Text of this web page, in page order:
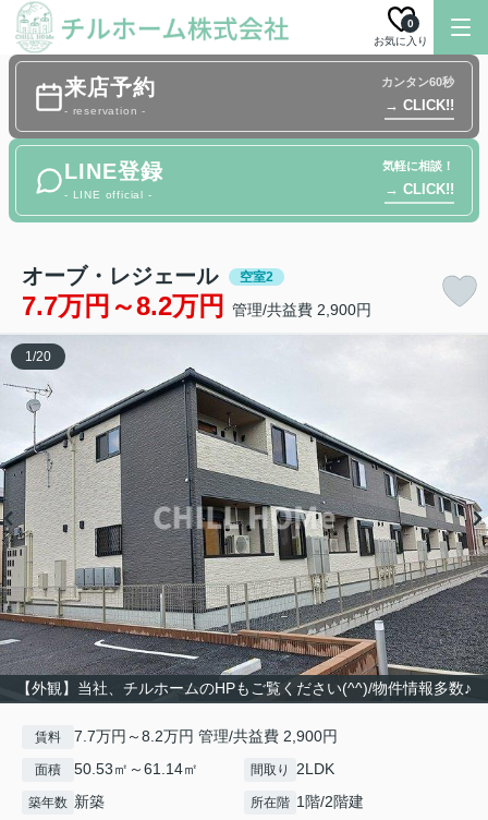
お気に入り
0
来店予約
- reservation -
カンタン60秒
→ CLICK!!
LINE登録
- LINE official -
気軽に相談！
→ CLICK!!
オーブ・レジェール 空室2
7.7万円～8.2万円 管理/共益費 2,900円
【外観】当社、チルホームのHPもご覧ください(^^)/物件情報多数♪
1/20
賃料 7.7万円～8.2万円 管理/共益費 2,900円
面積 50.53㎡～61.14㎡ 間取り 2LDK
築年数 新築 所在階 1階/2階建